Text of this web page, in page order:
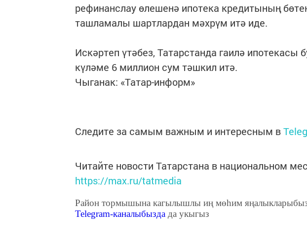
рефинанслау өлешенә ипотека кредитының
ташламалы шартлардан мәхрүм итә иде.
Искәртеп үтәбез, Татарстанда гаилә
күләме 6 миллион сум тәшкил итә.
Чыганак: «Татар-информ»
Следите за самым важным и интересным в
Читайте новости Татарстана в национальном
https://max.ru/tatmedia
Район тормышына кагылышлы иң мөһим
Telegram-каналыбызда да укыгыз